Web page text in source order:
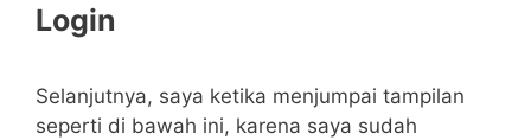
Login
Selanjutnya, saya ketika menjumpai tampilan
seperti di bawah ini, karena saya sudah